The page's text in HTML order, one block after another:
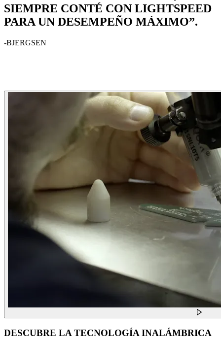
SIEMPRE CONTÉ CON LIGHTSPEED
PARA UN DESEMPEÑO MÁXIMO”.
-BJERGSEN
DESCUBRE LA TECNOLOGÍA INALÁMBRICA